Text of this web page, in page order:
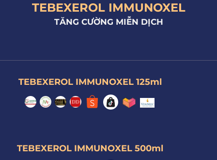
TEBEXEROL IMMUNOXEL
TĂNG CƯỜNG MIỄN DỊCH
TEBEXEROL IMMUNOXEL 125ml
TEBEXEROL IMMUNOXEL 500ml